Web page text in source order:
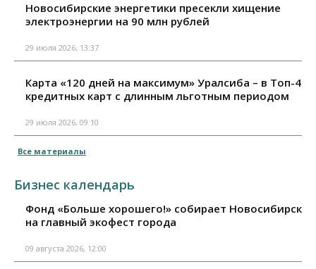
Новосибирские энергетики пресекли хищение
электроэнергии на 90 млн рублей
29 июля 2026, 13:37
Карта «120 дней на максимум» Уралсиба – в Топ-4
кредитных карт с длинным льготным периодом
29 июля 2026, 09:10
Все материалы
Бизнес календарь
Фонд «Больше хорошего!» собирает Новосибирск
на главный экофест города
09 августа 2026, 12:00